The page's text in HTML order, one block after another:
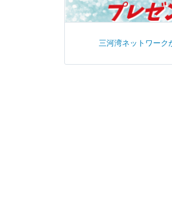
三河湾ネットワーク